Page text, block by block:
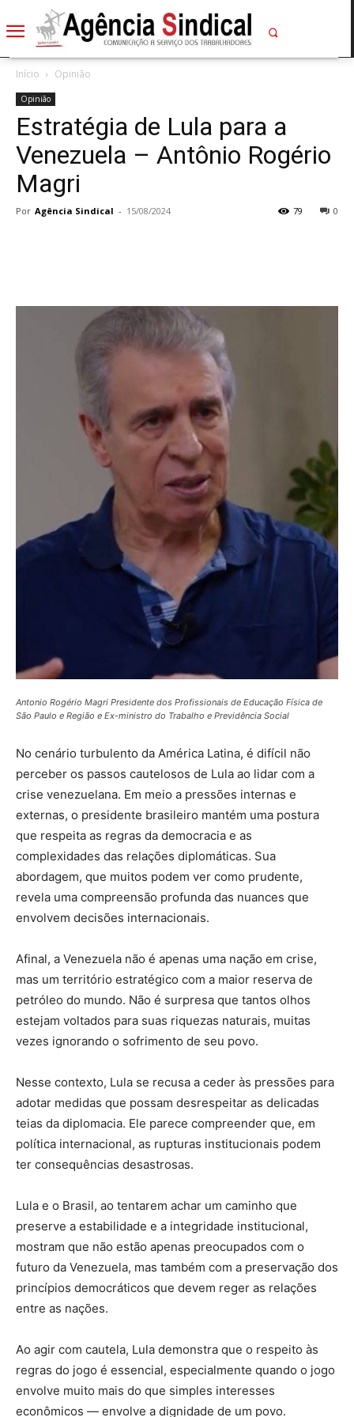
Início Opinião
Opinião
Estratégia de Lula para a
Venezuela – Antônio Rogério
Magri
Por Agência Sindical - 15/08/2024 0
79
Antonio Rogério Magri Presidente dos Profissionais de Educação Física de
São Paulo e Região e Ex-ministro do Trabalho e Previdência Social
No cenário turbulento da América Latina, é difícil não
perceber os passos cautelosos de Lula ao lidar com a
crise venezuelana. Em meio a pressões internas e
externas, o presidente brasileiro mantém uma postura
que respeita as regras da democracia e as
complexidades das relações diplomáticas. Sua
abordagem, que muitos podem ver como prudente,
revela uma compreensão profunda das nuances que
envolvem decisões internacionais.
Afinal, a Venezuela não é apenas uma nação em crise,
mas um território estratégico com a maior reserva de
petróleo do mundo. Não é surpresa que tantos olhos
estejam voltados para suas riquezas naturais, muitas
vezes ignorando o sofrimento de seu povo.
Nesse contexto, Lula se recusa a ceder às pressões para
adotar medidas que possam desrespeitar as delicadas
teias da diplomacia. Ele parece compreender que, em
política internacional, as rupturas institucionais podem
ter consequências desastrosas.
Lula e o Brasil, ao tentarem achar um caminho que
preserve a estabilidade e a integridade institucional,
mostram que não estão apenas preocupados com o
futuro da Venezuela, mas também com a preservação dos
princípios democráticos que devem reger as relações
entre as nações.
Ao agir com cautela, Lula demonstra que o respeito às
regras do jogo é essencial, especialmente quando o jogo
envolve muito mais do que simples interesses
econômicos — envolve a dignidade de um povo.